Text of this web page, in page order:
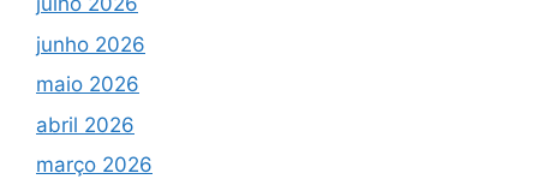
junho 2026
maio 2026
abril 2026
março 2026